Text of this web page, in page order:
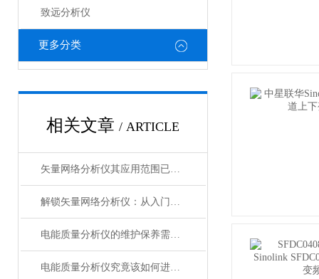
致远分析仪
更多分类
相关文章 / ARTICLE
矢量网络分析仪其应用范围已广泛渗透至以下几个核心领域
解锁矢量网络分析仪：从入门到熟练，这份操作指南请收好
电能质量分析仪的维护保养需从以下方面入手
电能质量分析仪究竟该如何进行使用呢？